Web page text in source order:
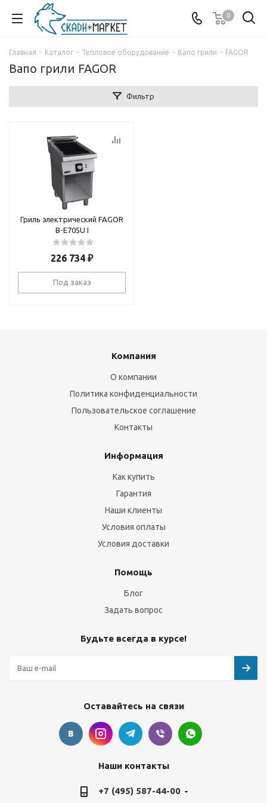
0
Главная - Каталог - Тепловое оборудование - Вапо грили - FAGOR
Вапо грили FAGOR
Фильтр
Гриль электрический FAGOR
B-E705U I
226 734 ₽
Под заказ
Компания
О компании
Политика конфиденциальности
Пользовательское соглашение
Контакты
Информация
Как купить
Гарантия
Наши клиенты
Условия оплаты
Условия доставки
Помощь
Блог
Задать вопрос
Будьте всегда в курсе!
Оставайтесь на связи
Наши контакты
+7 (495) 587-44-00